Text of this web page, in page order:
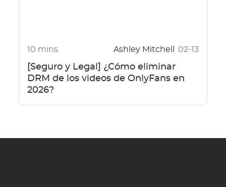
10 mins Ashley Mitchell 02-13
[Seguro y Legal] ¿Cómo eliminar
DRM de los videos de OnlyFans en
2026?